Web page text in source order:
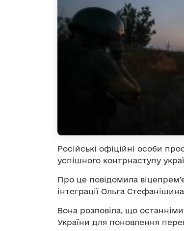
Російські офіційні особи
успішного контрнаступу
Про це повідомила
інтеграції Ольга
Вона розповіла, що
України для поновлення